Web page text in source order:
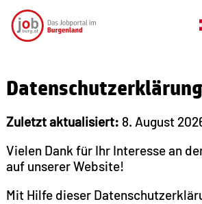
Datenschutzerklärung
Zuletzt aktualisiert: 8. August
Vielen Dank für Ihr Interesse an
auf unserer Website!
Mit Hilfe dieser